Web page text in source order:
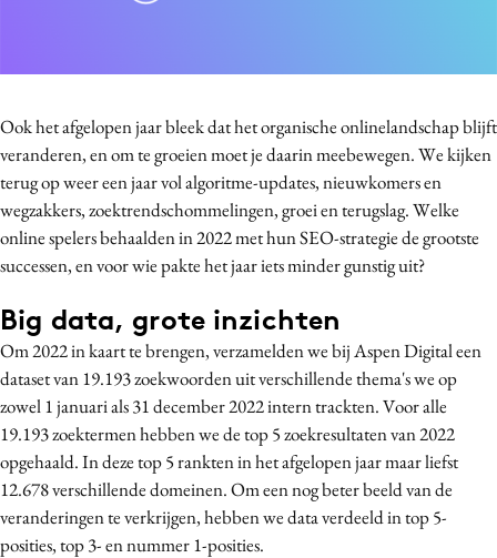
Contentmarketing
Customer Experience
Design
Digital transformation
Diversiteit
Effectiviteit
Gedragsverandering
Influencer marketing
Interne communicatie
Martech
Media
Merkstrategie
PR
Programmatic
Purpose Marketing
Ook het afgelopen jaar bleek dat het organische onlinelandschap blijft
veranderen, en om te groeien moet je daarin meebewegen. We kijken
terug op weer een jaar vol algoritme-updates, nieuwkomers en
wegzakkers, zoektrendschommelingen, groei en terugslag. Welke
online spelers behaalden in 2022 met hun SEO-strategie de grootste
successen, en voor wie pakte het jaar iets minder gunstig uit?
Big data, grote inzichten
Om 2022 in kaart te brengen, verzamelden we bij Aspen Digital een
dataset van 19.193 zoekwoorden uit verschillende thema's we op
zowel 1 januari als 31 december 2022 intern trackten. Voor alle
19.193 zoektermen hebben we de top 5 zoekresultaten van 2022
opgehaald. In deze top 5 rankten in het afgelopen jaar maar liefst
12.678 verschillende domeinen. Om een nog beter beeld van de
veranderingen te verkrijgen, hebben we data verdeeld in top 5-
posities, top 3- en nummer 1-posities.